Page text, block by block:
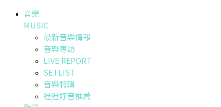
音樂
MUSIC
最新音樂情報
音樂專訪
LIVE REPORT
SETLIST
音樂特輯
迷迷好音推薦